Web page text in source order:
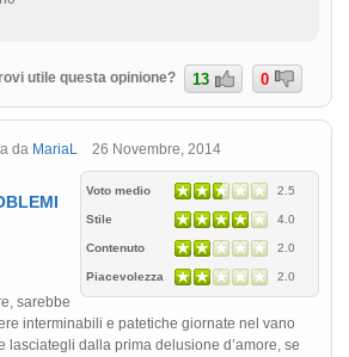
utile questa opinione? 13 0
da MariaL 26 Novembre, 2014
Voto medio 2.5
Stile 4.0
Contenuto 2.0
Piacevolezza 2.0
sarebbe
interminabili e patetiche giornate nel vano
lasciategli dalla prima delusione d’amore, se